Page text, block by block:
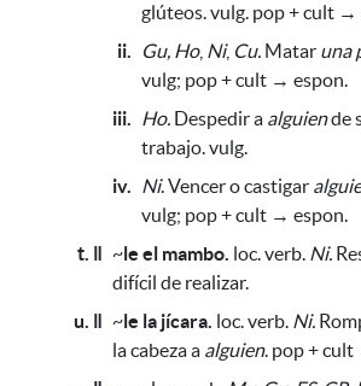
glúteos. vulg. pop + cult →
ii.
Gu, Ho, Ni, Cu. Matar una
vulg; pop + cult → espon.
iii. Ho. Despedir a alguiende
trabajo. vulg.
iv. Ni. Vencer o castigar
vulg; pop + cult → espon.
t. ǁ ~le el mambo. loc. verb. Ni.
difícil de realizar.
u. ǁ ~le la jícara. loc. verb. Ni.
la cabeza a alguien. pop +